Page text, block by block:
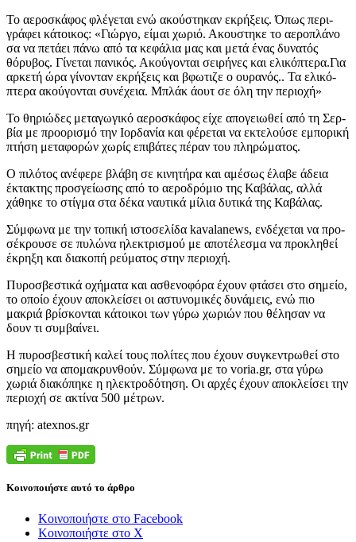
Το αερο­σκά­φος φλέ­γε­ται ενώ ακού­στη­καν εκρή­ξεις. Όπως περι­
γρά­φει κάτοι­κος: «Γιώρ­γο, είμαι χωριό. Ακου­στη­κε το αερο­πλά­νο
σα να πετά­ει πάνω από τα κεφά­λια μας και μετά ένας δυνα­τός
θόρυ­βος. Γίνε­ται πανι­κός. Ακού­γο­νται σει­ρή­νες και ελικόπτερα.Για
αρκε­τή ώρα γίνο­νταν εκρή­ξεις και βφω­τι­ζε ο ουρα­νός.. Τα ελι­κό­
πτε­ρα ακού­γο­νται συνέ­χεια. Μπλάκ άουτ σε όλη την περιοχή»
Το θηριώ­δες μετα­γω­γι­κό αερο­σκά­φος είχε απο­γειω­θεί από τη Σερ­
βία με προ­ο­ρι­σμό την Ιορ­δα­νία και φέρε­ται να εκτε­λού­σε εμπο­ρι­κή
πτή­ση μετα­φο­ρών χωρίς επι­βά­τες πέραν του πληρώματος.
Ο πιλό­τος ανέ­φε­ρε βλά­βη σε κινη­τή­ρα και αμέ­σως έλα­βε άδεια
έκτα­κτης προ­σγεί­ω­σης από το αερο­δρό­μιο της Καβά­λας, αλλά
χάθη­κε το στίγ­μα στα δέκα ναυ­τι­κά μίλια δυτι­κά της Καβάλας.
Σύμ­φω­να με την τοπι­κή ιστο­σε­λί­δα kavalanews, ενδέ­χε­ται να προ­
σέ­κρου­σε σε πυλώ­να ηλε­κτρι­σμού με απο­τέ­λε­σμα να προ­κλη­θεί
έκρη­ξη και δια­κο­πή ρεύ­μα­τος στην περιοχή.
Πυρο­σβε­στι­κά οχή­μα­τα και ασθε­νο­φό­ρα έχουν φτά­σει στο σημείο,
το οποίο έχουν απο­κλεί­σει οι αστυ­νο­μι­κές δυνά­μεις, ενώ πιο
μακριά βρί­σκο­νται κάτοι­κοι των γύρω χωριών που θέλη­σαν να
δουν τι συμβαίνει.
Η πυρο­σβε­στι­κή καλεί τους πολί­τες που έχουν συγκε­ντρω­θεί στο
σημείο να απο­μα­κρυν­θούν. Σύμ­φω­να με το voria.gr, στα γύρω
χωριά δια­κό­πη­κε η ηλε­κτρο­δό­τη­ση. Οι αρχές έχουν απο­κλεί­σει την
περιο­χή σε ακτί­να 500 μέτρων.
πηγή: atexnos.gr
Κοινοποιήστε αυτό το άρθρο
Κοινοποιήστε στο Facebook
Κοινοποιήστε στο X